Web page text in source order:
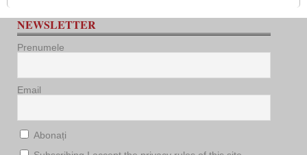
NEWSLETTER
Prenumele
Email
Abonați